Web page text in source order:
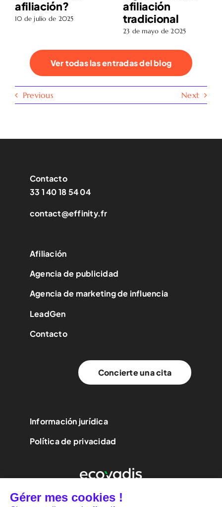
afiliación?
10 de julio de 2025
afiliación
tradicional
23 de mayo de 2025
Ver todas las entradas del blog
Previous Next
Contacto
33 1 40 18 54 04
contact@effinity.fr
Afiliación
Agencia de publicidad
Agencia de marketing de influencia
LeadGen
Contacto
Concierte una cita
Información jurídica
Política de privacidad